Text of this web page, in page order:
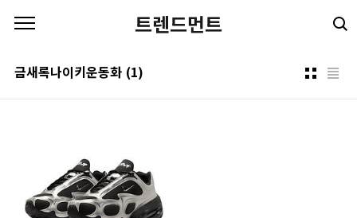
트렌드먼트
금새록나이키운동화 (1)